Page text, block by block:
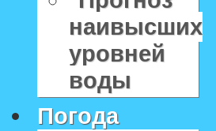
наивысших
уровней
воды
Погода